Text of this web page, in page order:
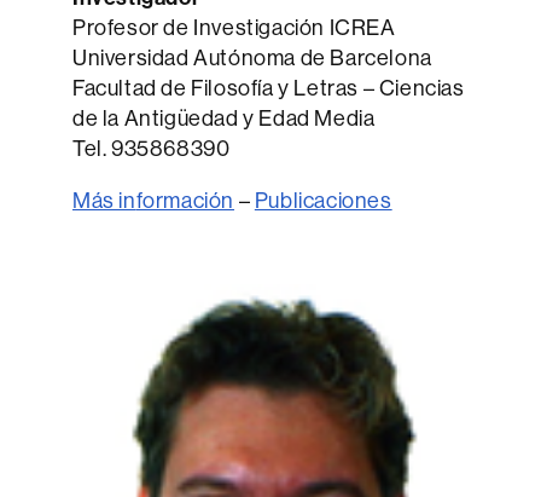
Profesor de Investigación ICREA
Universidad Autónoma de Barcelona
Facultad de Filosofía y Letras – Ciencias
de la Antigüedad y Edad Media
Tel. 935868390
Más información – Publicaciones